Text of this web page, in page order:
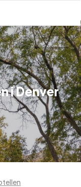
i Denver